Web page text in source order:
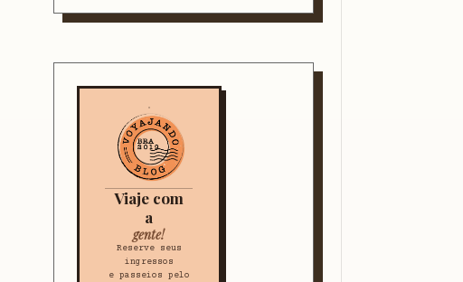
Viaje com
a
gente!
Reserve seus
ingressos
e passeios pelo